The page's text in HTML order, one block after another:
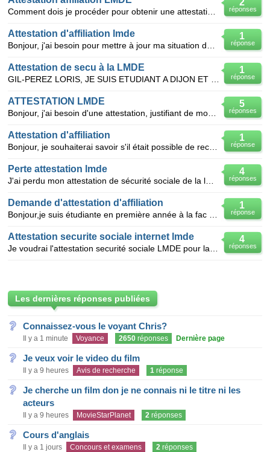
2
réponses
1
réponse
Attestation d'affiliation lmde
1
réponse
Attestation de secu à la LMDE
5
réponses
ATTESTATION LMDE
1
réponse
Attestation d'affiliation
4
réponses
Perte attestation lmde
1
réponse
Demande d'attestation d'affiliation
4
réponses
Attestation securite sociale internet lmde
Les dernières réponses publiées
Connaissez-vous le voyant Chris?
Il y a 1 minute Voyance 2650 réponses Dernière page
Je veux voir le video du film
Il y a 9 heures Avis de recherche 1 réponse
Je cherche un film don je ne connais ni le titre ni les
acteurs
Il y a 9 heures MovieStarPlanet 2 réponses
Cours d'anglais
Il y a 1 jours Concours et examens 2 réponses